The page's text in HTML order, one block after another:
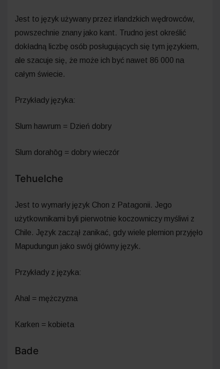
Jest to język używany przez irlandzkich wędrowców,
powszechnie znany jako kant. Trudno jest określić
dokładną liczbę osób posługujących się tym językiem,
ale szacuje się, że może ich być nawet 86 000 na
całym świecie.
Przykłady języka:
Slum hawrum = Dzień dobry
Slum dorahōg = dobry wieczór
Tehuelche
Jest to wymarły język Chon z Patagonii. Jego
użytkownikami byli pierwotnie koczowniczy myśliwi z
Chile. Język zaczął zanikać, gdy wiele plemion przyjęło
Mapudungun jako swój główny język.
Przykłady z języka:
Ahal = mężczyzna
Karken = kobieta
Bade